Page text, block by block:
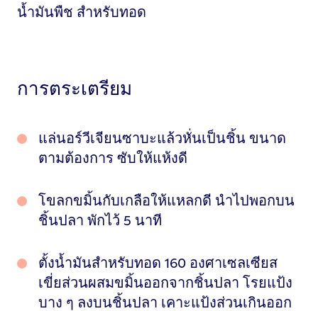
น้ำมันพืช สำหรับทอด
การตระเตรียม
แล่นอร์วีเจียนซาบะแล้วหั่นเป็นชิ้น ขนาด
ตามต้องการ ซับให้แห้งดี
โขลกขมิ้นกับเกลือให้แหลกดี นำไปพอกบน
ชิ้นปลา พักไว้ 5 นาที
ตั้งน้ำมันสำหรับทอด 160 องศาเซลเซียส
เขี่ยส่วนผสมขมิ้นออกจากชิ้นปลา โรยแป้ง
บาง ๆ ลงบนชิ้นปลา เคาะแป้งส่วนเกินออก